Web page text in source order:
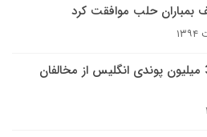
بمباران حلب موافقت کرد
حمایت 30 میلیون پوندی انگلیس از مخالفان